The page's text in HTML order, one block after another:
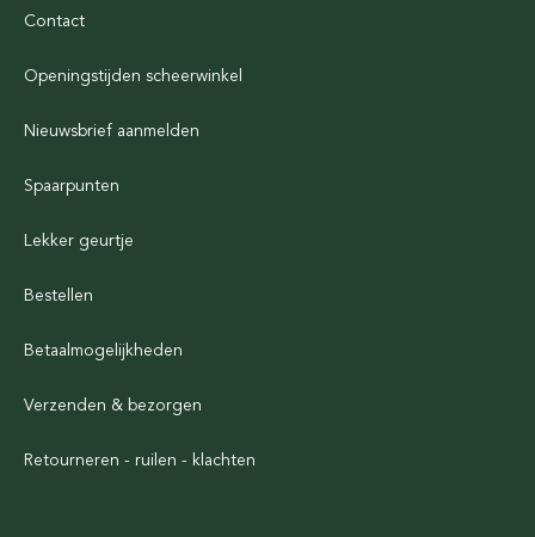
Contact
Openingstijden scheerwinkel
Nieuwsbrief aanmelden
Spaarpunten
Lekker geurtje
Bestellen
Betaalmogelijkheden
Verzenden & bezorgen
Retourneren - ruilen - klachten